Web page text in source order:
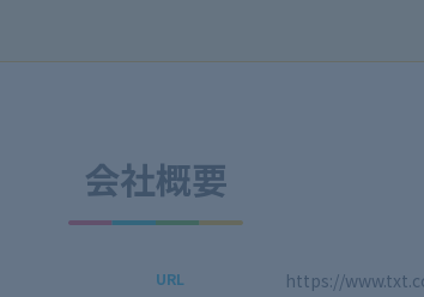
会社概要
URL https://